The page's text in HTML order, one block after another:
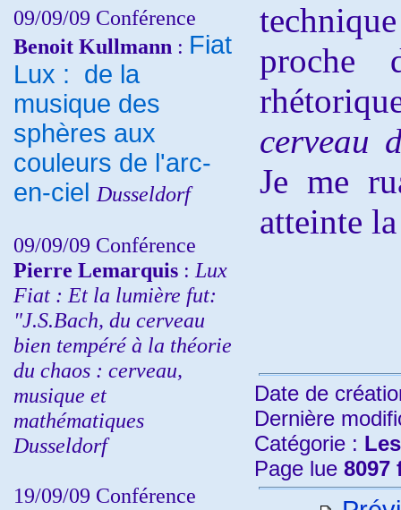
09/09/09 Conférence
Benoit Kullmann : Fiat
Lux : de la
musique des
sphères aux
couleurs de l'arc-
en-ciel Dusseldorf
09/09/09 Conférence
Pierre Lemarquis : Lux
Fiat : Et la lumière fut:
"J.S.Bach, du cerveau
bien tempéré à la théorie
du chaos : cerveau,
musique et
mathématiques
Dusseldorf
19/09/09 Conférence
proche
cerveau
Je me
atteinte
Date de
Dernière
Catégorie :
Page lue 8097